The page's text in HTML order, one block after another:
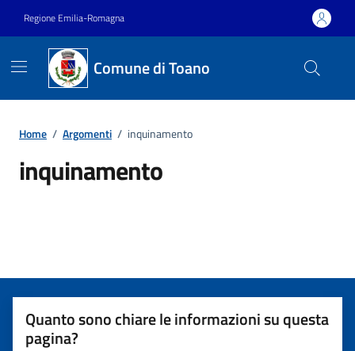
Regione Emilia-Romagna
Comune di Toano
Home / Argomenti / inquinamento
inquinamento
Quanto sono chiare le informazioni su questa
pagina?